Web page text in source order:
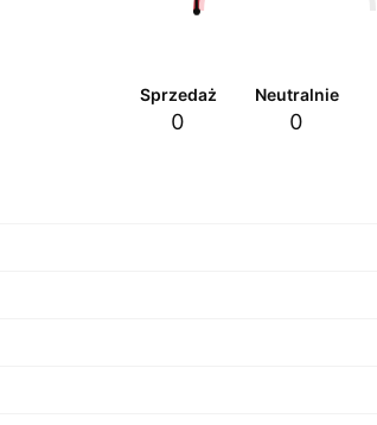
Sprzedaż
0
Neutralnie
0